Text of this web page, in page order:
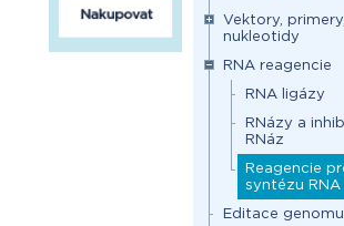
Vektory, primery,
nukleotidy
RNA reagencie
RNA ligázy
RNázy a
RNáz
Reagencie
syntézu RNA
Editace genomu